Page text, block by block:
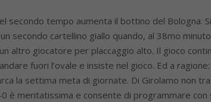
secondo tempo aumenta il bottino del Bologna.
secondo cartellino giallo quando, al 38mo
altro giocatore per placcaggio alto. Il gioco
fuori l’ovale e insiste nel gioco. Ed a
la settima meta di giornate. Di Girolamo non
è meritatissima e consente di programmare con